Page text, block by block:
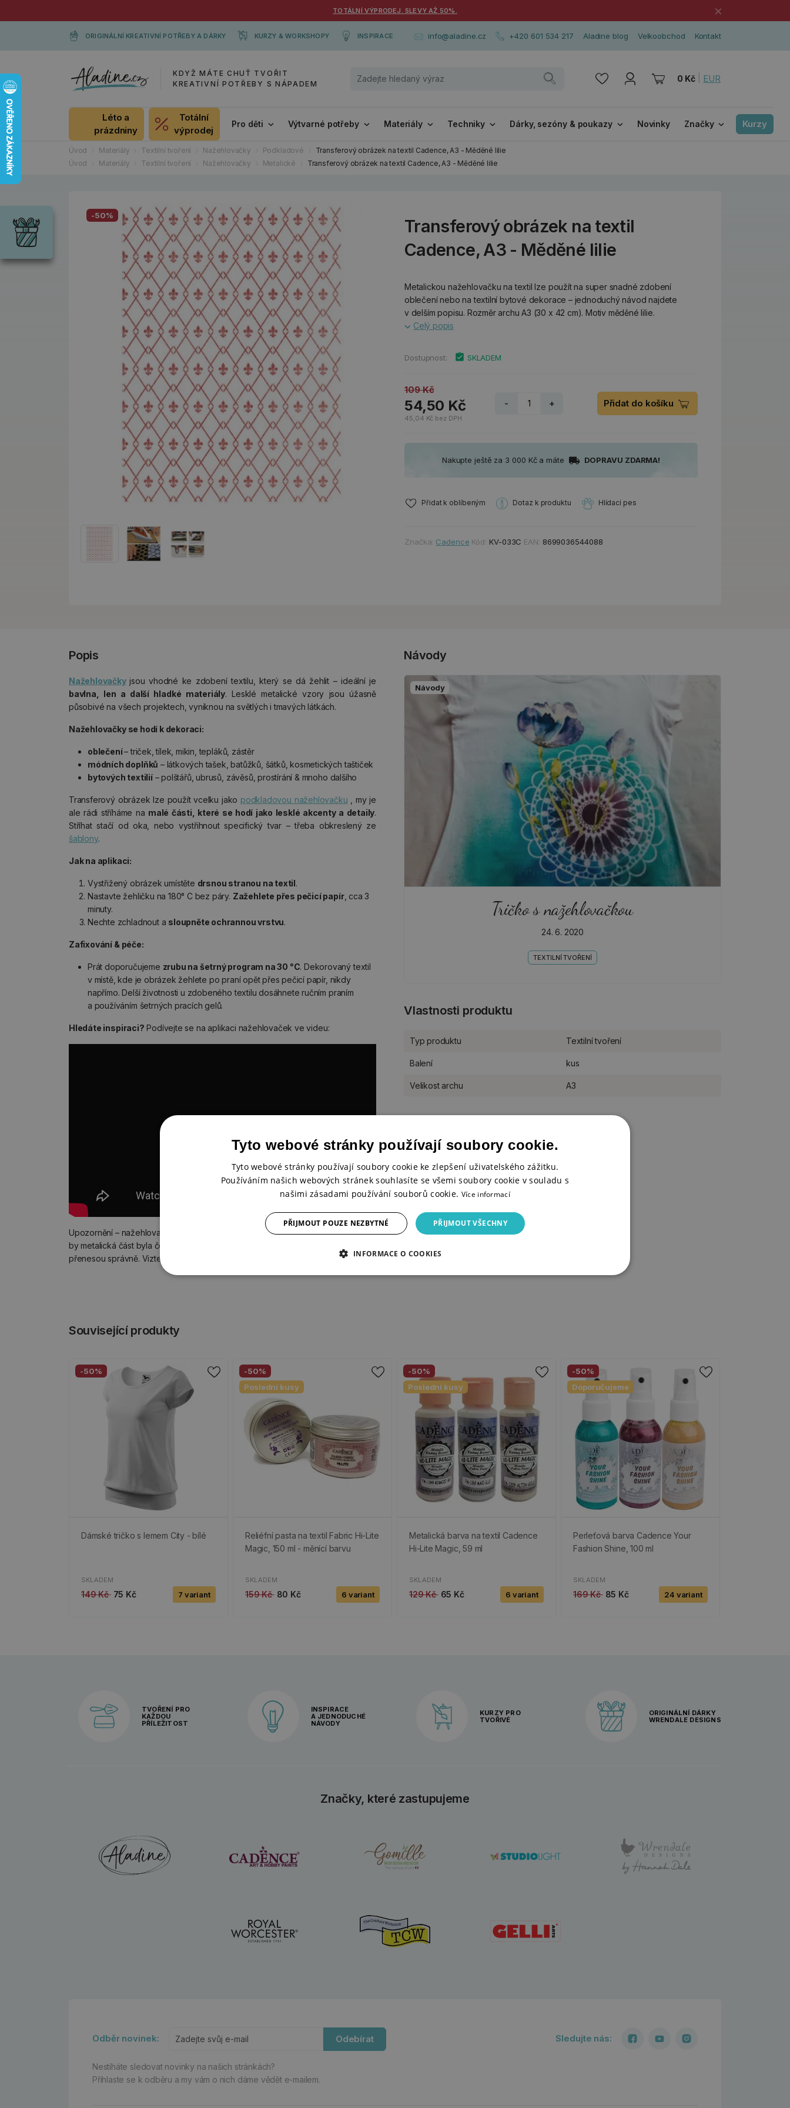
TOTÁLNÍ VÝPRODEJ. SLEVY AŽ 50%. ×
ORIGINÁLNÍ KREATIVNÍ POTŘEBY A DÁRKY KURZY & WORKSHOPY INSPIRACE info@aladine.cz +420 601 534 217 Aladine blog Velkoobchod Kontakt
KDYŽ MÁTE CHUŤ TVOŘIT
KREATIVNÍ POTŘEBY S NÁPADEM
0 Kč EUR
Léto a
prázdniny
Totální
výprodej
Pro děti Výtvarné potřeby Materiály Techniky Dárky, sezóny & poukazy Novinky Značky Kurzy
Úvod Materiály Textilní tvoření Nažehlovačky Podkladové
Transferový obrázek na textil Cadence, A3 - Měděné lilie
Úvod
Materiály Textilní tvoření Nažehlovačky Metalické Transferový obrázek na textil Cadence, A3 - Měděné lilie
Transferový obrázek na textil
Cadence, A3 - Měděné lilie
-50%
Metalickou nažehlovačku na textil lze použít na super snadné zdobení
oblečení nebo na textilní bytové dekorace – jednoduchý návod najdete
v delším popisu. Rozměr archu A3 (30 x 42 cm). Motiv měděné lilie.
Celý popis
Dostupnost: SKLADEM
109 Kč
54,50 Kč
45,04 Kč bez DPH
- + Přidat do košíku
Nakupte ještě za 3 000 Kč a máte DOPRAVU ZDARMA!
Přidat k oblíbeným Dotaz k produktu Hlídací pes
Značka: Cadence Kód: KV-033C EAN: 8699036544088
Popis
Nažehlovačky jsou vhodné ke zdobení textilu, který se dá žehlit – ideální je
bavlna, len a další hladké materiály. Lesklé metalické vzory jsou úžasně
působivé na všech projektech, vyniknou na světlých i tmavých látkách.
Nažehlovačky se hodí k dekoraci:
oblečení– triček, tílek, mikin, tepláků, zástěr
módních doplňků – látkových tašek, batůžků, šátků, kosmetických taštiček
bytových textilií– polštářů, ubrusů, závěsů, prostírání & mnoho dalšího
Transferový obrázek lze použít vcelku jako podkladovou nažehlovačku , my je
ale rádi stříháme na malé části, které se hodí jako lesklé akcenty a detaily.
Stříhat stačí od oka, nebo vystřihnout specifický tvar – třeba obkreslený ze
šablony.
Jak na aplikaci:
Vystřižený obrázek umístěte drsnou stranou na textil.
Nastavte žehličku na 180° C bez páry. Zažehlete přes pečicí papír, cca 3
minuty.
Nechte zchladnout a sloupněte ochrannou vrstvu.
Zafixování & péče:
Prát doporučujeme zrubu na šetrný program na 30 °C. Dekorovaný textil
v místě, kde je obrázek žehlete po praní opět přes pečicí papír, nikdy
napřímo. Delší životnosti u zdobeného textilu dosáhnete ručním praním
a používáním šetrných pracích gelů.
Hledáte inspiraci? Podívejte se na aplikaci nažehlovaček ve videu:
Upozornění – nažehlovačka, která vám přijde bude vypadat „obráceně“ – jako
by metalická část byla černá a naopak. Tak je to v pořádku, barvy se na látku
přenesou správně. Vizte obrázkový návod výše nebo mrkněte na video.
Návody
Návody
Tričko s nažehlovačkou
24. 6. 2020
TEXTILNÍ TVOŘENÍ
Vlastnosti produktu
Typ produktu Textilní tvoření
Balení kus
Velikost archu A3
Související produkty
-50%
Dámské tričko s lemem City - bílé
SKLADEM
149 Kč 75 Kč 7 variant
-50%
Poslední kusy
Reliéfní pasta na textil Fabric Hi-Lite
Magic, 150 ml - měnící barvu
SKLADEM
159 Kč 80 Kč 6 variant
-50%
Poslední kusy
Metalická barva na textil Cadence
Hi-Lite Magic, 59 ml
SKLADEM
129 Kč 65 Kč 6 variant
-50%
Doporučujeme
Perleťová barva Cadence Your
Fashion Shine, 100 ml
SKLADEM
169 Kč 85 Kč 24 variant
TVOŘENÍ PRO
KAŽDOU
PŘÍLEŽITOST
INSPIRACE
A JEDNODUCHÉ
NÁVODY
KURZY PRO
TVOŘIVÉ
ORIGINÁLNÍ DÁRKY
WRENDALE DESIGNS
Značky, které zastupujeme
Odběr novinek: Odebírat
Nestíháte sledovat novinky na našich stránkách?
Přihlaste se k odběru a my vám o nich dáme vědět e-mailem.
Sledujte nás:
Wrendale
Chci si vybrat
Tyto webové stránky používají soubory cookie.
Tyto webové stránky používají soubory cookie ke zlepšení uživatelského zážitku.
Používáním našich webových stránek souhlasíte se všemi soubory cookie v souladu s
našimi zásadami používání souborů cookie. Více informací
PŘIJMOUT VŠECHNY
PŘIJMOUT POUZE NEZBYTNÉ
INFORMACE O COOKIES